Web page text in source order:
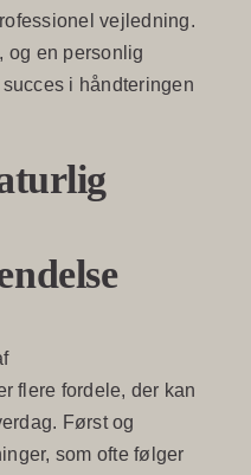
vejledning.
og en personlig
i håndteringen
flere fordele, der kan
Først og
som ofte følger